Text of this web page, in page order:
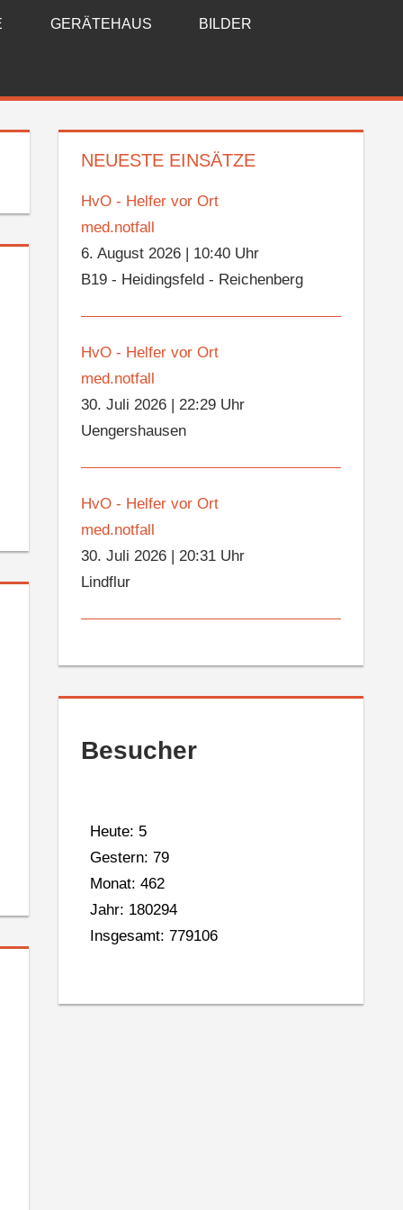
GERÄTEHAUS BILDER
NEUESTE EINSÄTZE
HvO - Helfer vor Ort
med.notfall
6. August 2026
10:40 Uhr
B19 - Heidingsfeld - Reichenberg
HvO - Helfer vor Ort
med.notfall
30. Juli 2026 |22:29 Uhr
Uengershausen
HvO - Helfer vor Ort
med.notfall
30. Juli 2026 |20:31 Uhr
Lindflur
Besucher
Heute: 5
Gestern: 79
Monat: 462
Jahr: 180294
Insgesamt: 779106